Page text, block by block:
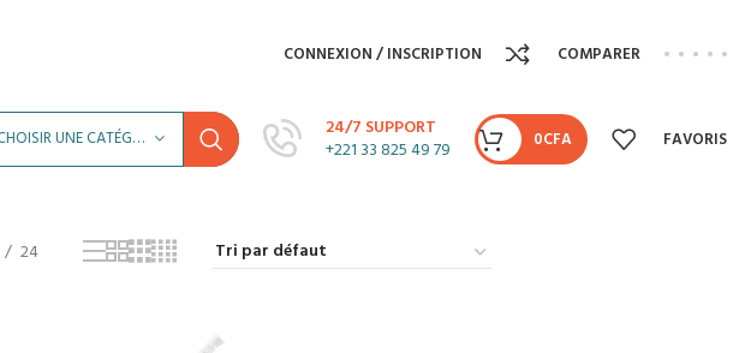
CONNEXION / INSCRIPTION COMPARER
CHOISIR UNE CATÉGORIE
24/7 SUPPORT
+221 33 825 49 79
0CFA FAVORIS
24